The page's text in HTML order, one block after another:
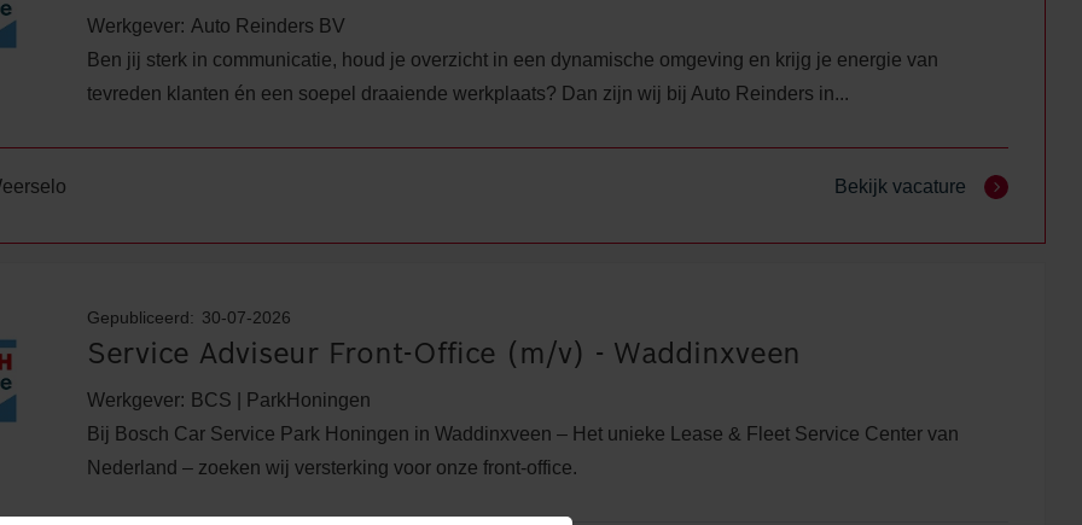
Werkgever: Auto Reinders BV
Ben jij sterk in communicatie, houd je overzicht in een dynamische omgeving en krijg je energie van
tevreden klanten én een soepel draaiende werkplaats? Dan zijn wij bij Auto Reinders in...
Bekijk vacature
Gepubliceerd: 30-07-2026
Service Adviseur Front-Office (m/v) - Waddinxveen
Werkgever: BCS | ParkHoningen
Bij Bosch Car Service Park Honingen in Waddinxveen – Het unieke Lease & Fleet Service Center van
Nederland – zoeken wij versterking voor onze front-office.